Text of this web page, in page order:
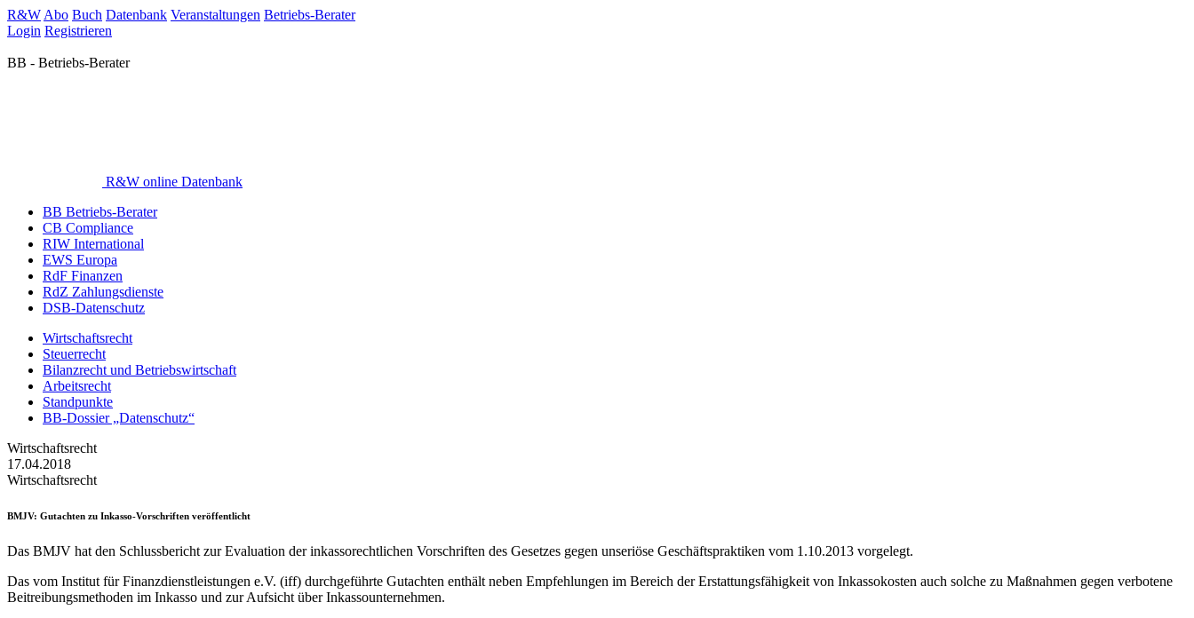
R&W Abo Buch Datenbank Veranstaltungen Betriebs-Berater
Login Registrieren
BB - Betriebs-Berater
R&W online Datenbank
BB Betriebs-Berater
CB Compliance
RIW International
EWS Europa
RdF Finanzen
RdZ Zahlungsdienste
DSB-Datenschutz
Wirtschaftsrecht
Steuerrecht
Bilanzrecht und Betriebswirtschaft
Arbeitsrecht
Standpunkte
BB-Dossier „Datenschutz“
Wirtschaftsrecht
17.04.2018
Wirtschaftsrecht
BMJV: Gutachten zu Inkasso-Vorschriften veröffentlicht
Das BMJV hat den Schlussbericht zur Evaluation der inkassorechtlichen Vorschriften des Gesetzes gegen unseriöse Geschäftspraktiken vom 1.10.2013 vorgelegt.
Das vom Institut für Finanzdienstleistungen e.V. (iff) durchgeführte Gutachten enthält neben Empfehlungen im Bereich der Erstattungsfähigkeit von Inkassokosten auch solche zu Maßnahmen gegen verbotene
Beitreibungsmethoden im Inkasso und zur Aufsicht über Inkassounternehmen.